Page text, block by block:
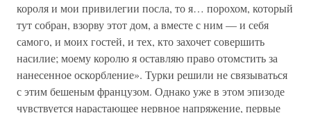
короля и мои привилегии посла, то я… порохом, который
тут собран, взорву этот дом, а вместе с ним — и себя
самого, и моих гостей, и тех, кто захочет совершить
насилие; моему королю я оставляю право отомстить за
нанесенное оскорбление». Турки решили не связываться
с этим бешеным французом. Однако уже в этом эпизоде
чувствуется нарастающее нервное напряжение, первые